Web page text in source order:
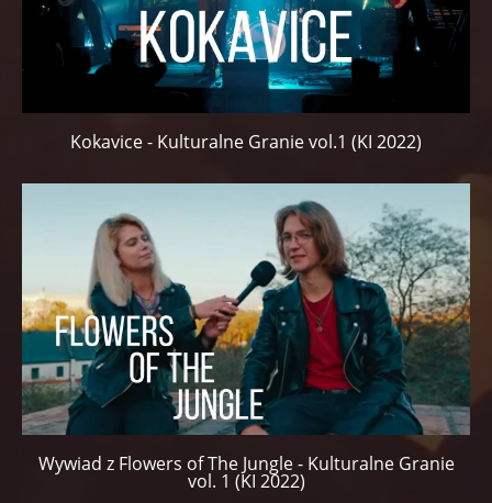
Kokavice - Kulturalne Granie vol.1 (KI 2022)
Wywiad z Flowers of The Jungle - Kulturalne Granie
vol. 1 (KI 2022)